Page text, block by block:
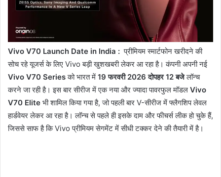
Vivo V70 Launch Date in India : प्रीमियम स्मार्टफोन खरीदने की
सोच रहे यूजर्स के लिए Vivo बड़ी खुशखबरी लेकर आ रहा है। कंपनी अपनी नई
Vivo V70 Seriesको भारत में 19 फरवरी 2026 दोपहर 12 बजेलॉन्च
करने जा रही है। इस बार सीरीज में एक नया और ज्यादा पावरफुल मॉडल Vivo
V70 Elite भी शामिल किया गया है, जो पहली बार V-सीरीज में फ्लैगशिप लेवल
हार्डवेयर लेकर आ रहा है। लॉन्च से पहले ही इसके दाम और फीचर्स लीक हो चुके हैं,
जिससे साफ है कि Vivo प्रीमियम सेगमेंट में सीधी टक्कर देने की तैयारी में है।